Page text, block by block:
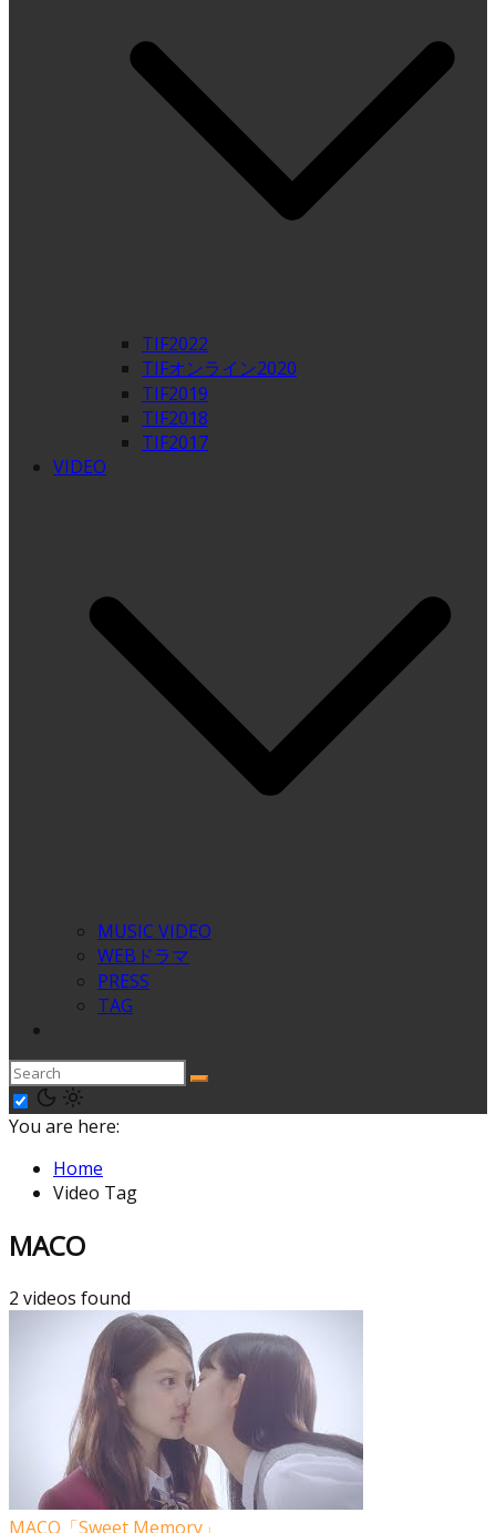
TIF2022
TIFオンライン2020
TIF2019
TIF2018
TIF2017
VIDEO
MUSIC VIDEO
WEBドラマ
PRESS
TAG
You are here:
Home
Video Tag
MACO
2 videos found
MACO「Sweet Memory」